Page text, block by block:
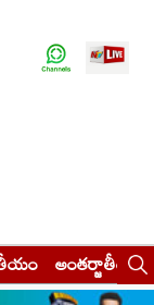
అంతర్జాతీయం